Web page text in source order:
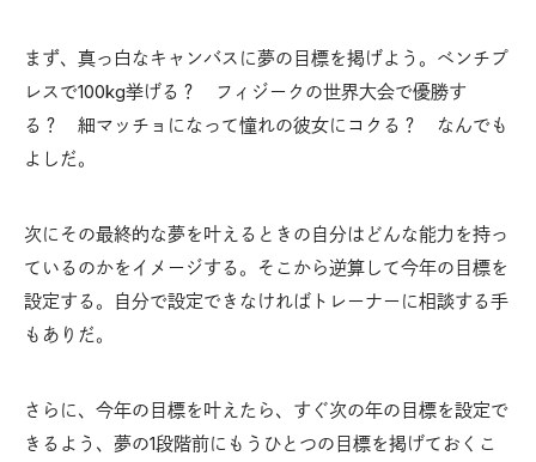
まず、真っ白なキャンバスに夢の目標を掲げよう。ベンチプ
レスで100kg挙げる？ フィジークの世界大会で優勝す
る？ 細マッチョになって憧れの彼女にコクる？ なんでも
よしだ。
次にその最終的な夢を叶えるときの自分はどんな能力を持っ
ているのかをイメージする。そこから逆算して今年の目標を
設定する。自分で設定できなければトレーナーに相談する手
もありだ。
さらに、今年の目標を叶えたら、すぐ次の年の目標を設定で
きるよう、夢の1段階前にもうひとつの目標を掲げておくこ